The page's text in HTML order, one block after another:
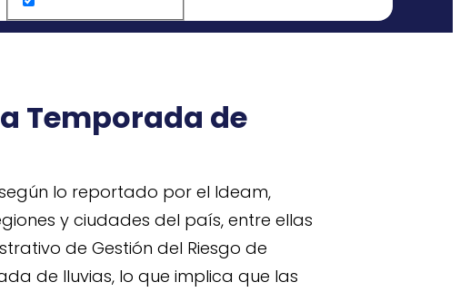
Temporada de
lo reportado por el Ideam,
y ciudades del país, entre ellas
de Gestión del Riesgo de
de lluvias, lo que implica que las